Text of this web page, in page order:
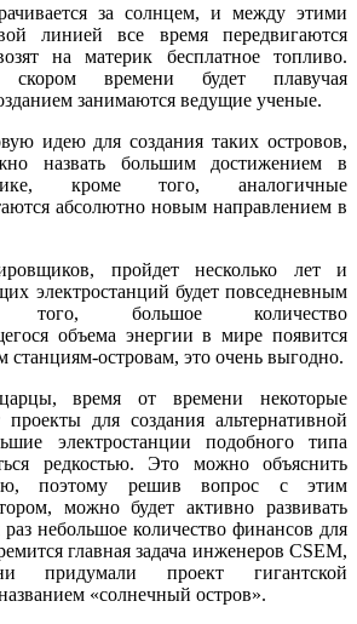
за солнцем, и между этими
линией все время передвигаются
на материк бесплатное топливо.
времени будет плавучая
занимаются ведущие ученые.
идею для создания таких островов,
назвать большим достижением в
кроме того, аналогичные
абсолютно новым направлением в
пройдет несколько лет и
электростанций будет повседневным
большое количество
объема энергии в мире появится
станциям-островам, это очень выгодно.
время от времени некоторые
проекты для создания альтернативной
электростанции подобного типа
редкостью. Это можно объяснить
поэтому решив вопрос с этим
можно будет активно развивать
небольшое количество финансов для
главная задача инженеров CSEM,
придумали проект гигантской
«солнечный остров».